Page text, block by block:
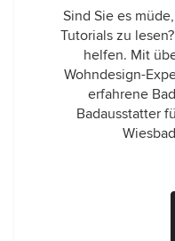
Sind Sie es
Tutorials zu
helfen. Mit
Wohndesign-
erfahrene
Badausstatter